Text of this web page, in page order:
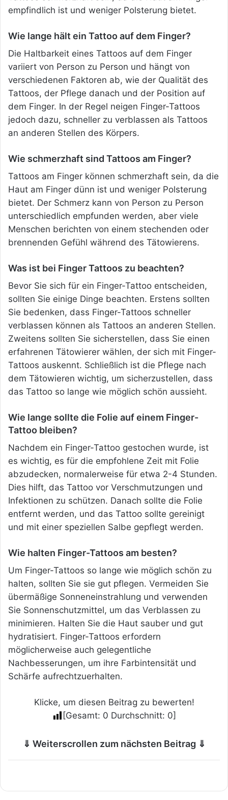
empfindlich ist und weniger Polsterung bietet.
Wie lange hält ein Tattoo auf dem Finger?
Die Haltbarkeit eines Tattoos auf dem Finger
variiert von Person zu Person und hängt von
verschiedenen Faktoren ab, wie der Qualität des
Tattoos, der Pflege danach und der Position auf
dem Finger. In der Regel neigen Finger-Tattoos
jedoch dazu, schneller zu verblassen als Tattoos
an anderen Stellen des Körpers.
Wie schmerzhaft sind Tattoos am Finger?
Tattoos am Finger können schmerzhaft sein, da die
Haut am Finger dünn ist und weniger Polsterung
bietet. Der Schmerz kann von Person zu Person
unterschiedlich empfunden werden, aber viele
Menschen berichten von einem stechenden oder
brennenden Gefühl während des Tätowierens.
Was ist bei Finger Tattoos zu beachten?
Bevor Sie sich für ein Finger-Tattoo entscheiden,
sollten Sie einige Dinge beachten. Erstens sollten
Sie bedenken, dass Finger-Tattoos schneller
verblassen können als Tattoos an anderen Stellen.
Zweitens sollten Sie sicherstellen, dass Sie einen
erfahrenen Tätowierer wählen, der sich mit Finger-
Tattoos auskennt. Schließlich ist die Pflege nach
dem Tätowieren wichtig, um sicherzustellen, dass
das Tattoo so lange wie möglich schön aussieht.
Wie lange sollte die Folie auf einem Finger-
Tattoo bleiben?
Nachdem ein Finger-Tattoo gestochen wurde, ist
es wichtig, es für die empfohlene Zeit mit Folie
abzudecken, normalerweise für etwa 2-4 Stunden.
Dies hilft, das Tattoo vor Verschmutzungen und
Infektionen zu schützen. Danach sollte die Folie
entfernt werden, und das Tattoo sollte gereinigt
und mit einer speziellen Salbe gepflegt werden.
Wie halten Finger-Tattoos am besten?
Um Finger-Tattoos so lange wie möglich schön zu
halten, sollten Sie sie gut pflegen. Vermeiden Sie
übermäßige Sonneneinstrahlung und verwenden
Sie Sonnenschutzmittel, um das Verblassen zu
minimieren. Halten Sie die Haut sauber und gut
hydratisiert. Finger-Tattoos erfordern
möglicherweise auch gelegentliche
Nachbesserungen, um ihre Farbintensität und
Schärfe aufrechtzuerhalten.
Klicke, um diesen Beitrag zu bewerten!
[Gesamt: 0 Durchschnitt: 0]
⇓ Weiterscrollen zum nächsten Beitrag ⇓